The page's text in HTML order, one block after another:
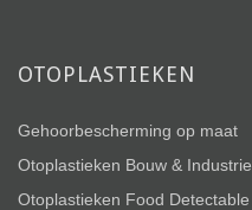
OTOPLASTIEKEN
Gehoorbescherming op maat
Otoplastieken Bouw & Industrie
Otoplastieken Food Detectable